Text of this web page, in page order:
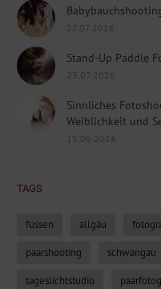
27.07.2026
Stand-Up Paddle
23.07.2026
Sinnliches
Weiblichkeit und
15.06.2026
TAGS
füssen allgäu
paarshooting schwangau
tageslichtstudio